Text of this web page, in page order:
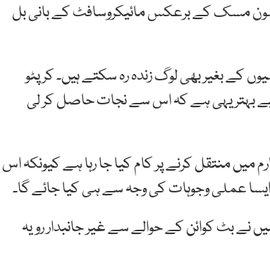
مسک کے برعکس مائیکروسافٹ کے بانی بل
کے بغیر بھی لوگ زندہ رہ سکتے ہیں۔ کرپٹو
بہتر یہی ہے کہ اس سے نجات حاصل کر لی
منتقل کرنے پر کام کیا جا رہا ہے کیونکہ اس
عملی وجوہات کی وجہ سے ہی کیا جائے گا۔
بٹ کوائن کے حوالے سے غیر جانبدار رویہ